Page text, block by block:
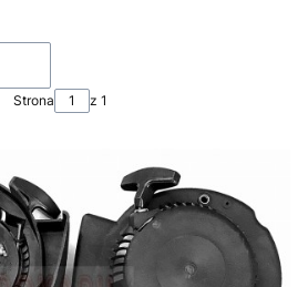
Strona z 1